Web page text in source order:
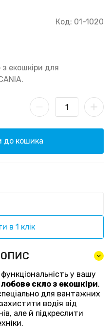
Код: 01-1020
екошкіри для
до кошика
в 1 клік
ОПИС
у вашу
скло з екошкіри.
для вантажних
водія від
але й підкреслити